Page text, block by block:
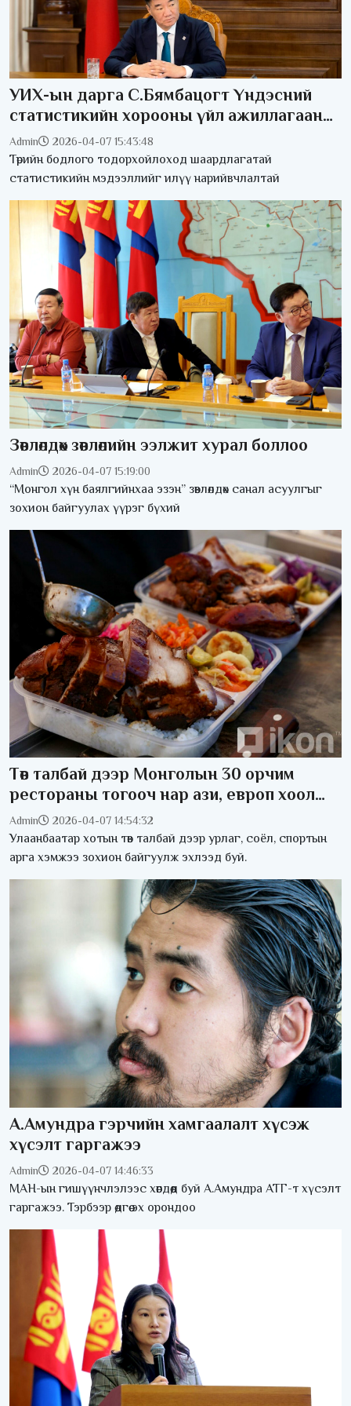
УИХ-ын дарга С.Бямбацогт Үндэсний
статистикийн хорооны үйл ажиллагааны
талаар мэдээлэл сонслоо
Admin 2026-04-07 15:43:48
Төрийн бодлого тодорхойлоход шаардлагатай
статистикийн мэдээллийг илүү нарийвчлалтай
Зөвлөлдөх зөвлөлийн ээлжит хурал боллоо
Admin 2026-04-07 15:19:00
“Монгол хүн баялгийнхаа эзэн” зөвлөлдөх санал асуулгыг
зохион байгуулах үүрэг бүхий
Төв талбай дээр Монголын 30 орчим
рестораны тогооч нар ази, европ хоол
хийнэ
Admin 2026-04-07 14:54:32
Улаанбаатар хотын төв талбай дээр урлаг, соёл, спортын
арга хэмжээ зохион байгуулж эхлээд буй.
А.Амундра гэрчийн хамгаалалт хүсэж
хүсэлт гаргажээ
Admin 2026-04-07 14:46:33
МАН-ын гишүүнчлэлээс хөөгдөөд буй А.Амундра АТГ-т хүсэлт
гаргажээ. Тэрбээр өдгөө эх орондоо